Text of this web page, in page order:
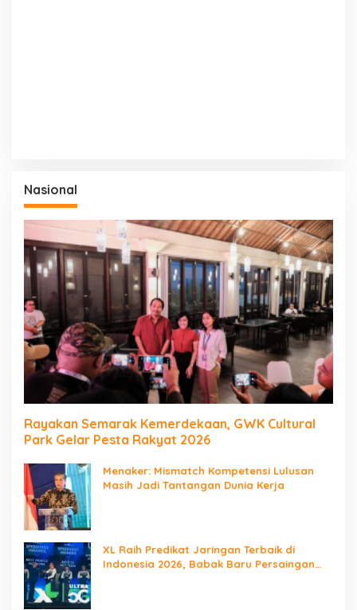
Nasional
Rayakan Semarak Kemerdekaan, GWK Cultural
Park Gelar Pesta Rakyat 2026
Menaker: Mismatch Kompetensi Lulusan
Masih Jadi Tantangan Dunia Kerja
XL Raih Predikat Jaringan Terbaik di
Indonesia 2026, Babak Baru Persaingan